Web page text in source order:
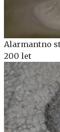
Alarmantno
200 let